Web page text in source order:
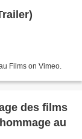
Films on Vimeo.
des films
au